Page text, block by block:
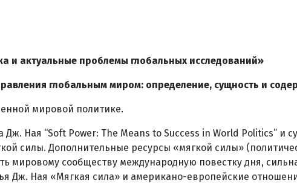
и актуальные проблемы глобальных исследований»
глобальным миром: определение, сущность и
мировой политике.
Ная “Soft Power: The Means to Success in World Politics”
силы. Дополнительные ресурсы «мягкой силы»
мировому сообществу международную повестку дня,
Дж. Ная «Мягкая сила» и американо-европейские